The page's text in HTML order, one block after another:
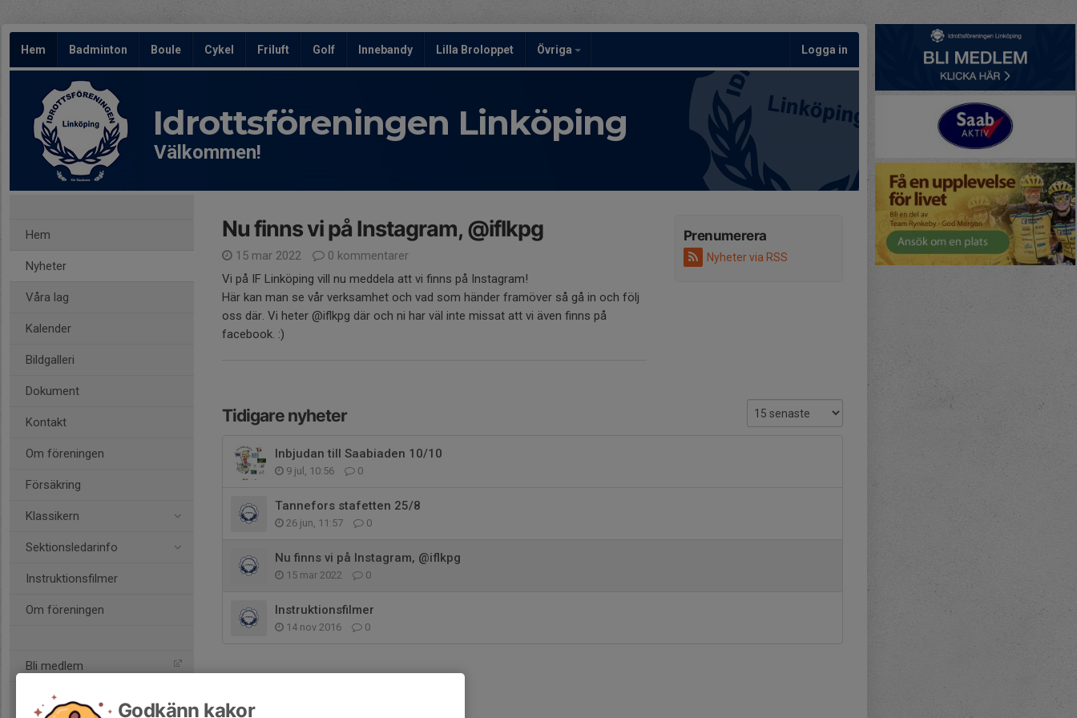
Hem Badminton Boule Cykel Friluft Golf Innebandy Lilla Broloppet Övriga Logga in
Idrottsföreningen Linköping
Välkommen!
Hem
Nyheter
Våra lag
Kalender
Bildgalleri
Dokument
Kontakt
Om föreningen
Försäkring
Klassikern
Sektionsledarinfo
Instruktionsfilmer
Om föreningen
Bli medlem
Prenumerera
Nyheter via RSS
Nu finns vi på Instagram, @iflkpg
15 mar 2022
0 kommentarer
Vi på IF Linköping vill nu meddela att vi finns på Instagram!
Här kan man se vår verksamhet och vad som händer framöver så gå in och följ
oss där. Vi heter @iflkpg där och ni har väl inte missat att vi även finns på
facebook. :)
Tidigare nyheter
Inbjudan till Saabiaden 10/10
9 jul, 10:56 0
Tannefors stafetten 25/8
26 jun, 11:57 0
Nu finns vi på Instagram, @iflkpg
15 mar 2022 0
Instruktionsfilmer
14 nov 2016 0
Godkänn kakor